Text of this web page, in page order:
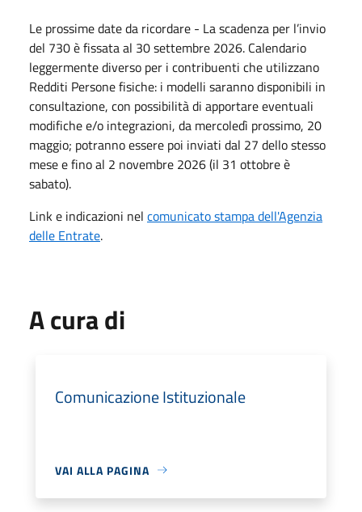
Le prossime date da ricordare - La scadenza per l’invio
del 730 è fissata al 30 settembre 2026. Calendario
leggermente diverso per i contribuenti che utilizzano
Redditi Persone fisiche: i modelli saranno disponibili in
consultazione, con possibilità di apportare eventuali
modifiche e/o integrazioni, da mercoledì prossimo, 20
maggio; potranno essere poi inviati dal 27 dello stesso
mese e fino al 2 novembre 2026 (il 31 ottobre è
sabato).
Link e indicazioni nel comunicato stampa dell'Agenzia
delle Entrate.
A cura di
Comunicazione Istituzionale
VAI ALLA PAGINA